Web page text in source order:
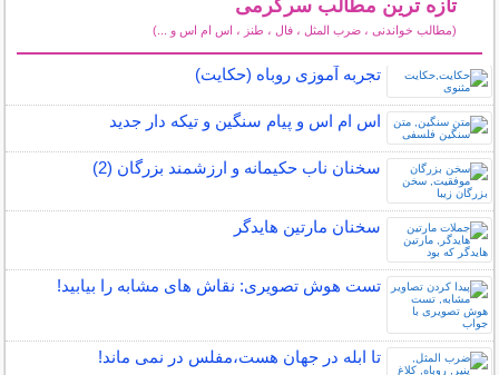
تازه ترین مطالب سرگرمی
(مطالب خواندنی ، ضرب المثل ، فال ، طنز ، اس ام اس و ...)
تجربه آموزی روباه (حکایت)
اس ام اس و پیام سنگین و تیکه دار جدید
سخنان ناب حکیمانه و ارزشمند بزرگان (2)
سخنان مارتین هایدگر
تست هوش تصویری: نقاش های مشابه را بیابید!
تا ابله در جهان هست،مفلس در نمی ماند!